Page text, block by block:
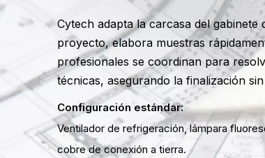
Cytech adapta la carcasa del gabinete
proyecto, elabora muestras
profesionales se coordinan para
técnicas, asegurando la finalización
Configuración estándar:
Ventilador de refrigeración, lámpara
cobre de conexión a tierra.